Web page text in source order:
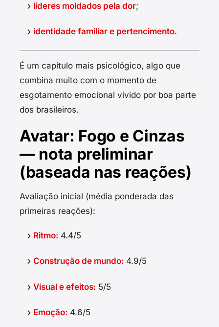
líderes moldados pela dor;
identidade familiar e pertencimento.
É um capítulo mais psicológico, algo que
combina muito com o momento de
esgotamento emocional vivido por boa parte
dos brasileiros.
Avatar: Fogo e Cinzas
— nota preliminar
(baseada nas reações)
Avaliação inicial (média ponderada das
primeiras reações):
Ritmo: 4.4/5
Construção de mundo: 4.9/5
Visual e efeitos: 5/5
Emoção: 4.6/5